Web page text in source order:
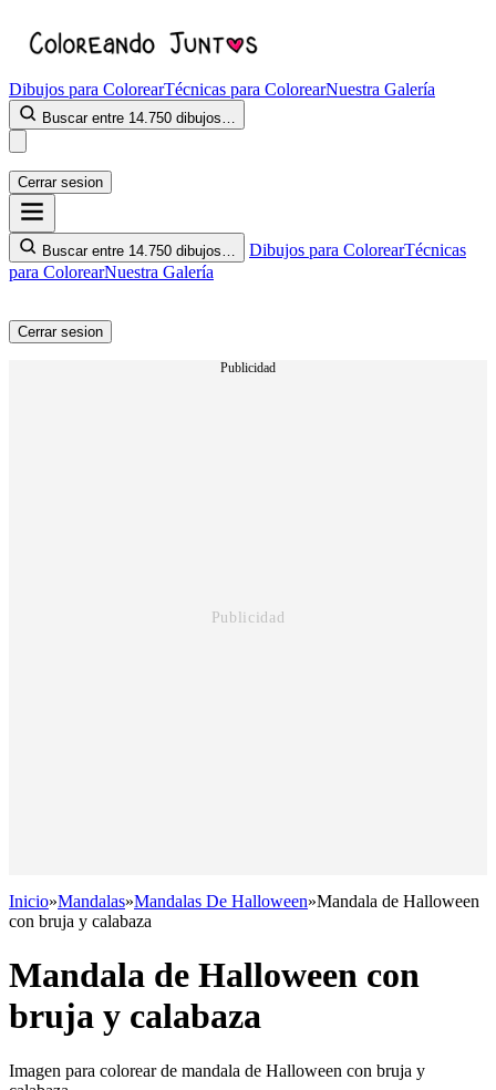
Dibujos para ColorearTécnicas para ColorearNuestra Galería
Buscar entre 14.750 dibujos…
Cerrar sesion
Buscar entre 14.750 dibujos… Dibujos para ColorearTécnicas
para ColorearNuestra Galería
Cerrar sesion
Publicidad
Inicio»Mandalas»Mandalas De Halloween»Mandala de Halloween
con bruja y calabaza
Mandala de Halloween con
bruja y calabaza
Imagen para colorear de mandala de Halloween con bruja y